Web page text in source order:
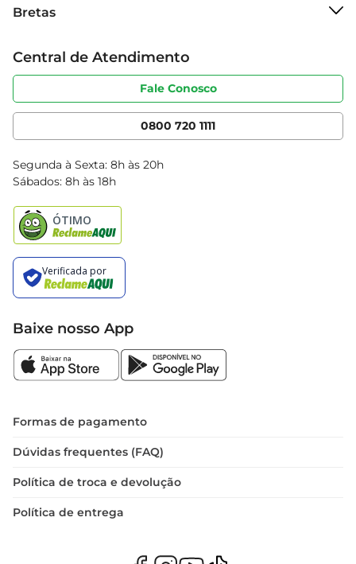
Grupo Cencosud
Sobre privacidade
Portal do fornecedor
Cencosud Media
Bretas
Produtos Bretas
Código de ética
Serviços
Clube Bretas
Blog Bretas
Black Friday
Central de Atendimento
Fale Conosco
0800 720 1111
Segunda à Sexta: 8h às 20h
Sábados: 8h às 18h
Baixe nosso App
Formas de pagamento
Dúvidas frequentes (FAQ)
Política de troca e devolução
Política de entrega